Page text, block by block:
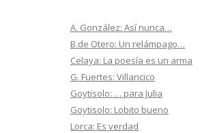
A. González: Así nunca…
B.de Otero: Un relámpago…
Celaya: La poesía es un arma
G. Fuertes: Villancico
Goytisolo: … para Julia
Goytisolo: Lobito bueno
Lorca: Es verdad